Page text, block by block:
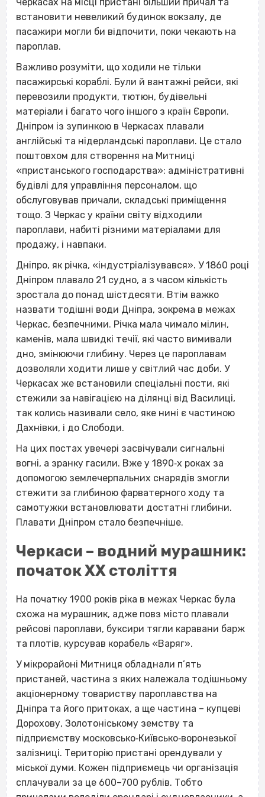
встановити невеликий будинок вокзалу, де
пасажири могли би відпочити, поки чекають на
пароплав.
Важливо розуміти, що ходили не тільки
пасажирські кораблі. Були й вантажні рейси, які
перевозили продукти, тютюн, будівельні
матеріали і багато чого іншого з країн Європи.
Дніпром із зупинкою в Черкасах плавали
англійські та нідерландські пароплави. Це стало
поштовхом для створення на Митниці
«пристанського господарства»: адміністративні
будівлі для управління персоналом, що
обслуговував причали, складські приміщення
тощо. З Черкас у країни світу відходили
пароплави, набиті різними матеріалами для
продажу, і навпаки.
Дніпро, як річка, «індустріалізувався». У 1860 році
Дніпром плавало 21 судно, а з часом кількість
зростала до понад шістдесяти. Втім важко
назвати тодішні води Дніпра, зокрема в межах
Черкас, безпечними. Річка мала чимало мілин,
каменів, мала швидкі течії, які часто вимивали
дно, змінюючи глибину. Через це пароплавам
дозволяли ходити лише у світлий час доби. У
Черкасах же встановили спеціальні пости, які
стежили за навігацією на ділянці від Василиці,
так колись називали село, яке нині є частиною
Дахнівки, і до Слободи.
На цих постах увечері засвічували сигнальні
вогні, а зранку гасили. Вже у 1890‐х роках за
допомогою землечерпальних снарядів змогли
стежити за глибиною фарватерного ходу та
самотужки встановлювати достатні глибини.
Плавати Дніпром стало безпечніше.
Черкаси – водний мурашник:
початок XX століття
На початку 1900 років ріка в межах Черкас була
схожа на мурашник, адже повз місто плавали
рейсові пароплави, буксири тягли каравани барж
та плотів, курсував корабель «Варяг».
У мікрорайоні Митниця обладнали п’ять
пристаней, частина з яких належала тодішньому
акціонерному товариству пароплавства на
Дніпра та його притоках, а ще частина – купцеві
Дорохову, Золотоніському земству та
підприємству московсько‐Київсько‐воронезької
залізниці. Територію пристані орендували у
міської думи. Кожен підприємець чи організація
сплачували за це 600–700 рублів. Тобто